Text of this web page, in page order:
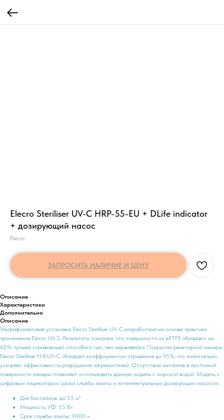
Elecro Steriliser UV-C HRP-55-EU + DLife indicator
+ дозирующий насос
Elecro
ЗАПРОСИТЬ НАЛИЧИЕ И ЦЕНУ
Описание
Характеристики
Дополнительно
Описание
Ультрафиолетовая установка Elecro Steriliser UV-C разработана на основе практики
применения Elecro UV-S. Результаты показали, что поверхности из ePTFE обладают на
60% лучшей отражающей способностью, чем нержавейка. Покрытие реакторной камеры
Elecro Steriliser H.R.UV-C обладает коэффициентом отражения до 95%, что значительно
ускоряет эффективность разрушения загрязнителей. Отсутствие металлов в проточной
поверхности камеры позволяет использовать данную модель с морской водой. Модель с
цифровым индикатором срока службы лампы и интеллектуальным дозирующим насосом.
Для бассейнов: до 55 м³
Мощность УФ: 55 Вт
Срок службы лампы: 9000 ч